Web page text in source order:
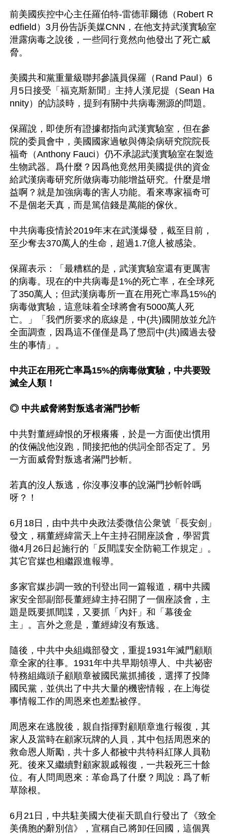
前美國疾控中心主任羅伯特-雷德菲爾德（Robert R
edfield）3月份告訴美媒CNN，在他支持武漢實驗室
泄露病毒之說後，一些同行竟然向他發出了死亡威
脅。
美國共和黨重量級聯邦參議員保羅（Rand Paul）6
月5日接受「福克斯新聞」主持人漢尼提（Sean Ha
nnity）的訪談時，提到有關中共病毒溯源的問題。
保羅說，即使所有證據都指向武漢實驗室，但在參
院的委員會中，美國國家過敏與傳染病研究院院長
福奇（Anthony Fauci）仍不承認武漢實驗室在製造
生物武器。爲什麼？因爲他竟然用美國提供的資金
給武漢病毒研究所做病毒功能增益研究。什麼是增
益啊？就是加強病毒的害人功能。看來專家福奇可
不是個老天真，而是篤信錢是萬能的傢伙。
中共病毒疫情於2019年末在武漢爆發，截至目前，
至少奪去370萬人的生命，超過1.7億人被感染。
保羅表示：「最糟糕的是，武漢實驗室還有更厲害
的病毒。現在的中共病毒是1%的死亡率，在全球死
了350萬人；但武漢病毒所一直在用死亡率爲15%的
病毒做實驗，這意味着全球將會有5000萬人死
亡。」「我們所要求的底線是，中(共)國開放並允許
全面調查，因爲這不僅僅是爲了懲罰中(共)國過去發
生的事情」。
中共正在用死亡率爲15%的病毒做實驗，中共要毀
滅全人類！
◎ 中共威脅將對叛逃者滿門抄斬
中共對董經緯恨的牙根癢癢，於是一方面使出慣用
的伎倆說他沒跑，間接把他的供詞全部否定了。另
一方面威脅對叛逃者滿門抄斬。
若真的沒人叛逃，你沒事沒事的說滿門抄斬幹嗎
呀？！
6月18日，由中共中央政法委微信公衆號「長安劍」
發文，稱董經緯當天上午主持召開座談會，學習貫
徹4月26日起施行的「反間諜安全防範工作規定」。
其它官媒也相繼跟進報導。
多家官媒步調一致的刊登出同一篇報道，稱中共國
家安全部副部長董經緯主持召開了一個座談會，主
題是既要抓間諜，又要抓「內奸」和「幕後金
主」。言外之意是，董經緯沒有叛逃。
隨後，中共中央組織部發文，重提1931年滅門顧順
章全家的往事。1931年中共早期領導人、中共祕密
特務組織頭子顧順章被國民黨抓捕後，選擇了投降
國民黨，並供出了中共大量的機密情報，在上海從
事情報工作的周恩來也差點被俘。
周恩來在逃脫後，親自指揮對顧順章進行報復，其
家人及當時在顧家玩牌的人員，其中包括周恩來的
救命恩人斯勵，共十多人都被中共特科紅隊人員勒
死。後來又繼續對顧家親戚報復，一共殺死三十餘
位。有人問周恩來：革命爲了什麼？周說：爲了斬
草除根。
6月21日，中共駐美國大使崔天凱自行發出了《致全
美僑胞的辭別信》，宣稱自己將卸任回國，這個異